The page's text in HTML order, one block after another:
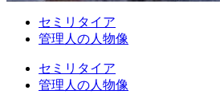
セミリタイア
管理人の人物像
セミリタイア
管理人の人物像